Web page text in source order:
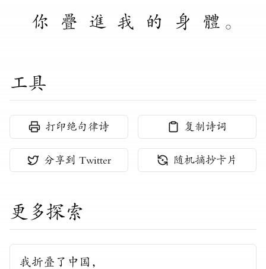
你
疊 進 我 的 身 體 。
工具
打印绝句律诗 复制诗词
分享到 Twitter 随机摘抄卡片
更多探索
我折叠了中国，